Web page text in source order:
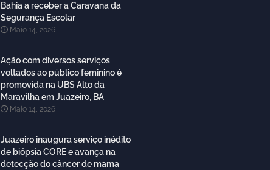
Bahia a receber a Caravana da
Segurança Escolar
Maio 14, 2026
Ação com diversos serviços
voltados ao público feminino é
promovida na UBS Alto da
Maravilha em Juazeiro, BA
Maio 14, 2026
Juazeiro inaugura serviço inédito
de biópsia CORE e avança na
detecção do câncer de mama